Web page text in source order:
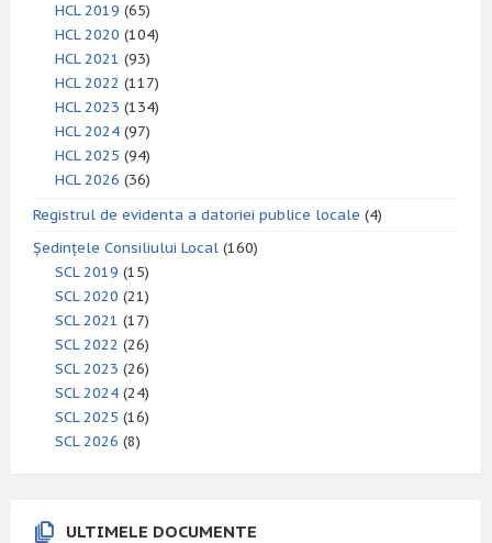
HCL 2019 (65)
HCL 2020 (104)
HCL 2021 (93)
HCL 2022 (117)
HCL 2023 (134)
HCL 2024 (97)
HCL 2025 (94)
HCL 2026 (36)
Registrul de evidenta a datoriei publice locale (4)
Ședințele Consiliului Local (160)
SCL 2019 (15)
SCL 2020 (21)
SCL 2021 (17)
SCL 2022 (26)
SCL 2023 (26)
SCL 2024 (24)
SCL 2025 (16)
SCL 2026 (8)
ULTIMELE DOCUMENTE